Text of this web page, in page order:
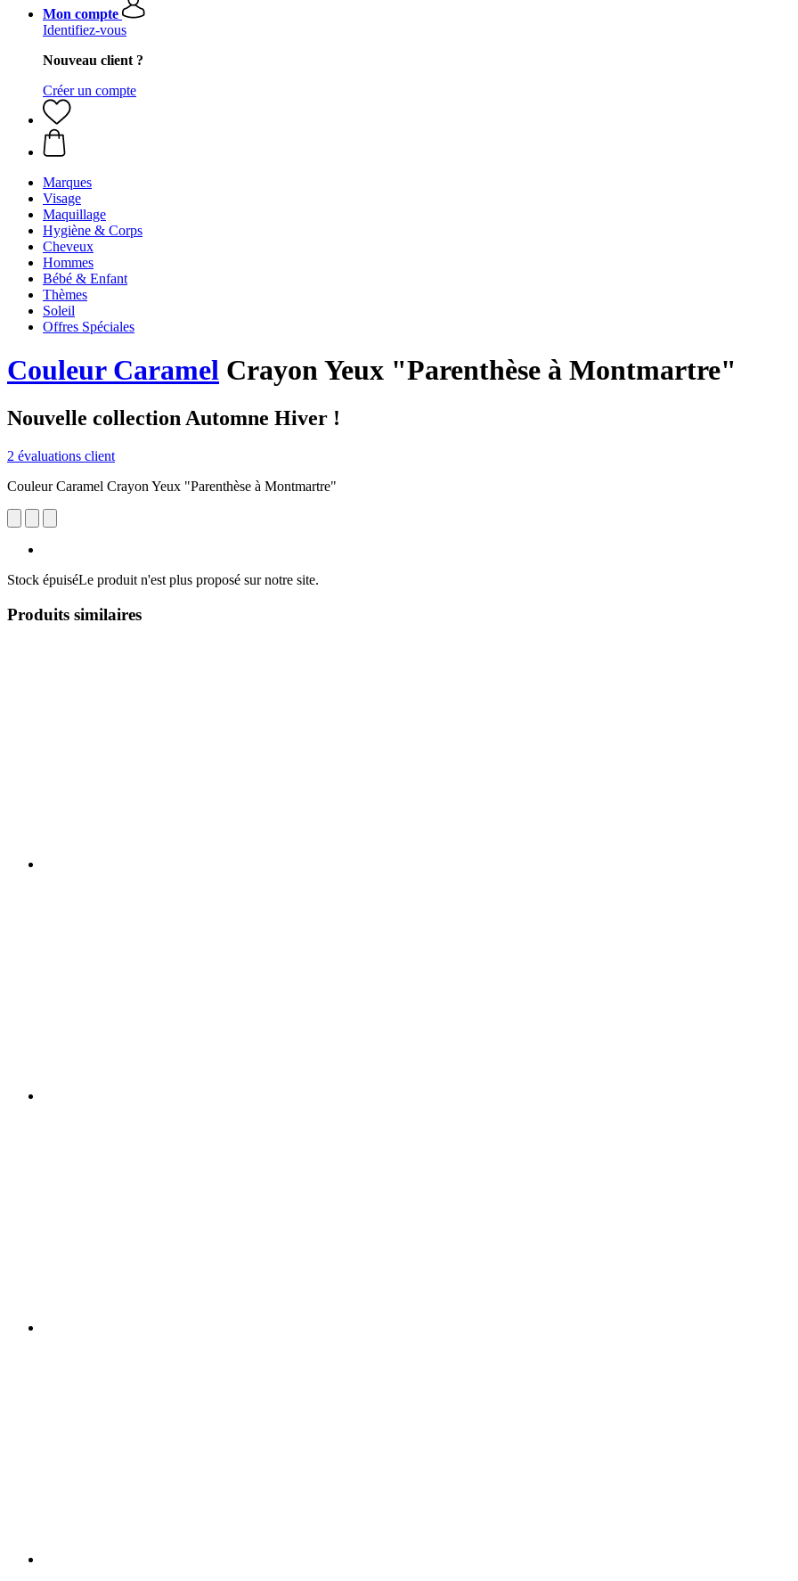
Mon compte
Identifiez-vous
Nouveau client ?
Créer un compte
Marques
Visage
Maquillage
Hygiène & Corps
Cheveux
Hommes
Bébé & Enfant
Thèmes
Soleil
Offres Spéciales
Couleur Caramel Crayon Yeux "Parenthèse à Montmartre"
Nouvelle collection Automne Hiver !
2 évaluations client
Couleur Caramel Crayon Yeux "Parenthèse à Montmartre"
Stock épuiséLe produit n'est plus proposé sur notre site.
Produits similaires